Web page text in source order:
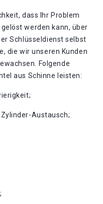
dass Ihr Problem
werden kann, über
Schlüsseldienst selbst
die wir unseren Kunden
Folgende
aus Schinne leisten:
Austausch;